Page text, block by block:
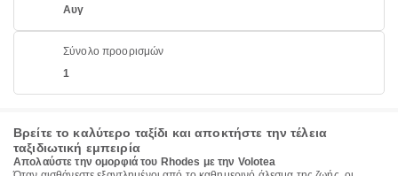
Αυγ
Σύνολο προορισμών
1
Βρείτε το καλύτερο ταξίδι και αποκτήστε την τέλεια
ταξιδιωτική εμπειρία
Απολαύστε την ομορφιά του Rhodes με την Volotea